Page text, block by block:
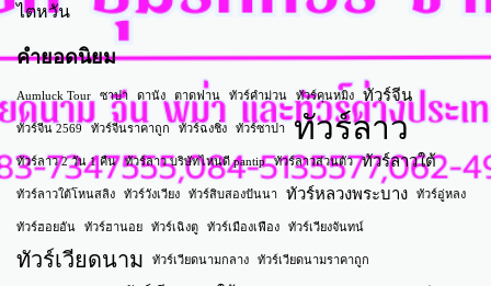
ไตหวัน
คำยอดนิยม
Aumluck Tour ซาปา ดานัง ตาดฟาน ทัวร์คำม่วน ทัวร์คุนหมิง ทัวร์จีน
ทัวร์จีน 2569 ทัวร์จีนราคาถูก ทัวร์ฉงชิ่ง ทัวร์ซาปา ทัวร์ลาว
ทัวร์ลาว 2 วัน 1 คืน ทัวร์ลาว บริษัทไหนดี pantip ทัวร์ลาวส่วนตัว ทัวร์ลาวใต้
ทัวร์ลาวใต้โหนสลิง ทัวร์วังเวียง ทัวร์สิบสองปันนา ทัวร์หลวงพระบาง ทัวร์อู่หลง
ทัวร์ฮอยอัน ทัวร์ฮานอย ทัวร์เฉิงตู ทัวร์เมืองเฟือง ทัวร์เวียงจันทน์
ทัวร์เวียดนาม ทัวร์เวียดนามกลาง ทัวร์เวียดนามราคาถูก